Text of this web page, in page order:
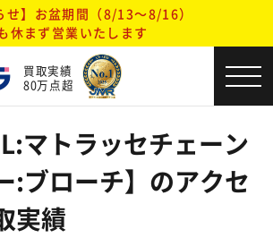
せ】お盆期間（8/13～8/16）
休まず営業いたします
買取実績
80万点超
マトラッセチェーン
:ブローチ】のアクセ
実績